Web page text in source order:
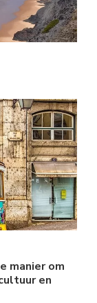
manier om
en